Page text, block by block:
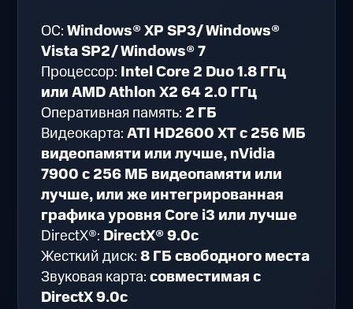
ОС:Windows® XP SP3/ Windows®
Vista SP2/ Windows® 7
Процессор: Intel Core 2 Duo 1.8 ГГц
или AMD Athlon X2 64 2.0 ГГц
Оперативная память: 2 ГБ
Видеокарта:ATI HD2600 XT с 256 МБ
видеопамяти или лучше, nVidia
7900 с 256 МБ видеопамяти или
лучше, или же интегрированная
графика уровня Core i3 или лучше
DirectX®: DirectX® 9.0c
Жесткий диск:8 ГБ свободного места
Звуковая карта:совместимая с
DirectX 9.0c